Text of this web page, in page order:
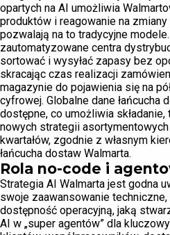
opartych na AI umożliwia
produktów i reagowanie na
pozwalają na to tradycyjne modele.
zautomatyzowane centra
sortować i wysyłać zapasy bez
skracając czas realizacji
magazynie do pojawienia się na
cyfrowej. Globalne dane łańcucha
dostępne, co umożliwia
nowych strategii
kwartałów, zgodnie z własnym
łańcucha dostaw Walmarta.
Rola no-code i
Strategia AI Walmarta jest godna
swoje zaawansowanie
dostępność operacyjną, jaką
AI w „super agentów” dla